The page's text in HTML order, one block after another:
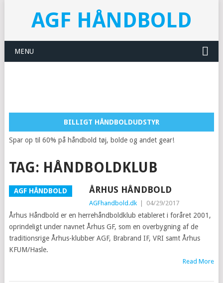
AGF HÅNDBOLD
MENU
BILLIGT HÅNDBOLDUDSTYR
Spar op til 60% på håndbold tøj, bolde og andet gear!
TAG: HÅNDBOLDKLUB
AGF HÅNDBOLD ÅRHUS HÅNDBOLD
AGFhandbold.dk 04/29/2017
Århus Håndbold er en herrehåndboldklub etableret i foråret 2001,
oprindeligt under navnet Århus GF, som en overbygning af de
traditionsrige Århus-klubber AGF, Brabrand IF, VRI samt Århus
KFUM/Hasle.
Read More